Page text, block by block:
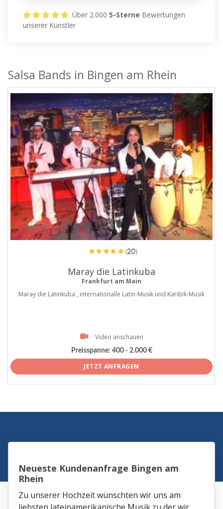
Über 2.0005-Sterne Bewertungen
unserer Künstler
Salsa Bands in Bingen am Rhein
ProArtist
(20)
Maray die Latinkuba
Frankfurt am Main
Maray die Latinkuba , internationalle Latin-Musik und Karibik-Musik
Video anschauen
Preisspanne: 400 - 2.000 €
JETZT ANFRAGEN
Neueste Kundenanfrage Bingen am
Rhein
Zu unserer Hochzeit wünschten wir uns am